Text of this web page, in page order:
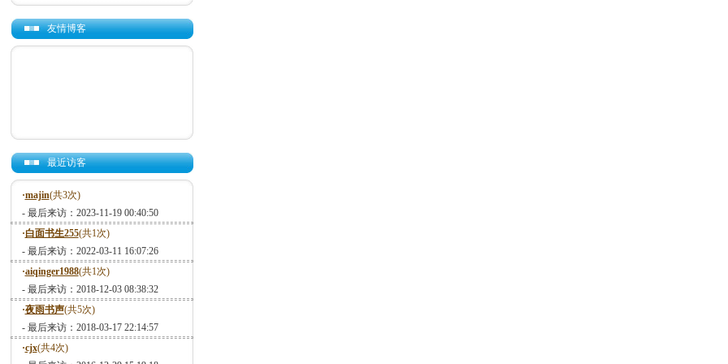
友情博客
最近访客
·majin(共3次)
- 最后来访：2023-11-19 00:40:50
·白面书生255(共1次)
- 最后来访：2022-03-11 16:07:26
·aiqinger1988(共1次)
- 最后来访：2018-12-03 08:38:32
·夜雨书声(共5次)
- 最后来访：2018-03-17 22:14:57
·cjx(共4次)